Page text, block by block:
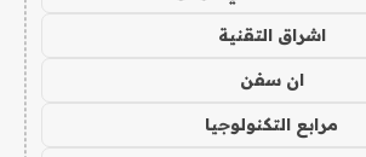
اشراق التقنية
ان سفن
مرابع التكنولوجيا